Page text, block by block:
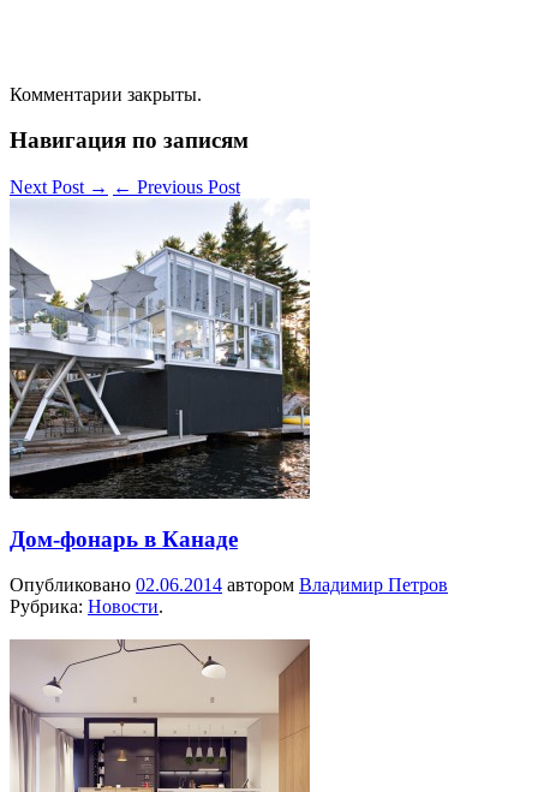
Комментарии закрыты.
Навигация по записям
Next Post → ← Previous Post
Дом-фонарь в Канаде
Опубликовано 02.06.2014 автором Владимир Петров
Рубрика: Новости.